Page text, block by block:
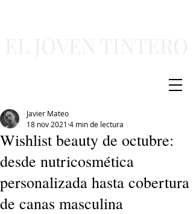
Wishlist beauty de octubre:
desde nutricosmética
personalizada hasta cobertura
de canas masculina
Javier Mateo
18 nov 2021 4 min de lectura